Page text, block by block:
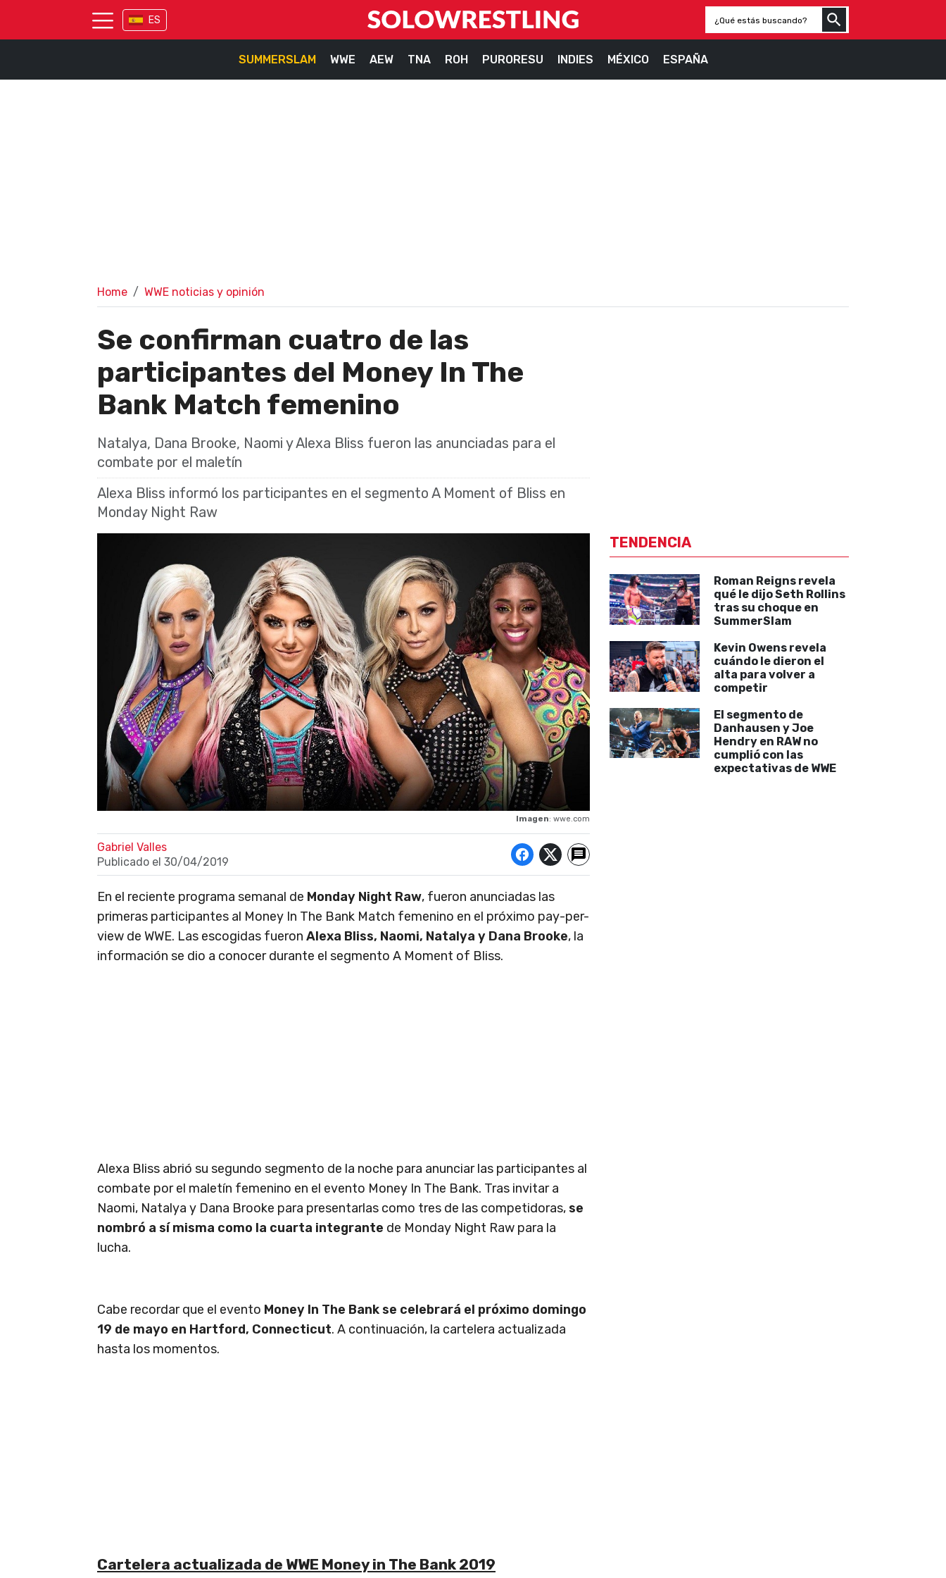
ES
SUMMERSLAM WWE AEW TNA ROH PURORESU INDIES MÉXICO ESPAÑA
Home WWE noticias y opinión
Se confirman cuatro de las
participantes del Money In The
Bank Match femenino
Natalya, Dana Brooke, Naomi y Alexa Bliss fueron las anunciadas para el
combate por el maletín
Alexa Bliss informó los participantes en el segmento A Moment of Bliss en
Monday Night Raw
Imagen: wwe.com
Gabriel Valles
Publicado el 30/04/2019
En el reciente programa semanal de Monday Night Raw, fueron anunciadas las
primeras participantes al Money In The Bank Match femenino en el próximo pay-per-
view de WWE. Las escogidas fueron Alexa Bliss, Naomi, Natalya y Dana Brooke, la
información se dio a conocer durante el segmento A Moment of Bliss.
Alexa Bliss abrió su segundo segmento de la noche para anunciar las participantes al
combate por el maletín femenino en el evento Money In The Bank. Tras invitar a
Naomi, Natalya y Dana Brooke para presentarlas como tres de las competidoras,se
nombró a sí misma como la cuarta integrante de Monday Night Raw para la
lucha.
Cabe recordar que el evento Money In The Bank se celebrará el próximo domingo
19 de mayo en Hartford, Connecticut. A continuación, la cartelera actualizada
hasta los momentos.
Cartelera actualizada de WWE Money in The Bank 2019
TENDENCIA
Roman Reigns revela
qué le dijo Seth Rollins
tras su choque en
SummerSlam
Kevin Owens revela
cuándo le dieron el
alta para volver a
competir
El segmento de
Danhausen y Joe
Hendry en RAW no
cumplió con las
expectativas de WWE